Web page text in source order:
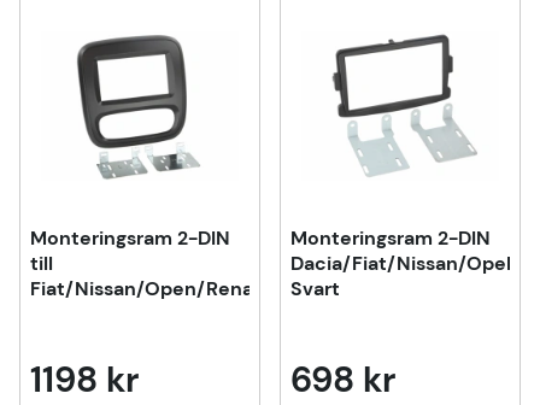
Monteringsram 2-DIN
till
Fiat/Nissan/Open/Renault
1198 kr
Monteringsram 2-DIN
Dacia/Fiat/Nissan/Opel/
Svart
698 kr